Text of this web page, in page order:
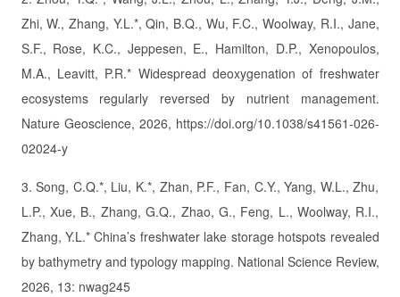
Zhi, W., Zhang, Y.L.*, Qin, B.Q., Wu, F.C., Woolway, R.I., Jane,
S.F., Rose, K.C., Jeppesen, E., Hamilton, D.P., Xenopoulos,
M.A., Leavitt, P.R.* Widespread deoxygenation of freshwater
ecosystems regularly reversed by nutrient management.
Nature Geoscience, 2026, https://doi.org/10.1038/s41561-026-
02024-y
3. Song, C.Q.*, Liu, K.*, Zhan, P.F., Fan, C.Y., Yang, W.L., Zhu,
L.P., Xue, B., Zhang, G.Q., Zhao, G., Feng, L., Woolway, R.I.,
Zhang, Y.L.* China’s freshwater lake storage hotspots revealed
by bathymetry and typology mapping. National Science Review,
2026, 13: nwag245